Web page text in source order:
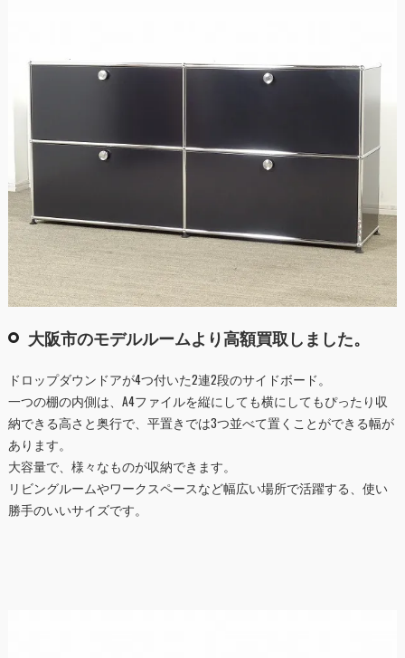
大阪市のモデルルームより高額買取しました。
ドロップダウンドアが4つ付いた2連2段のサイドボード。
一つの棚の内側は、A4ファイルを縦にしても横にしてもぴったり収
納できる高さと奥行で、平置きでは3つ並べて置くことができる幅が
あります。
大容量で、様々なものが収納できます。
リビングルームやワークスペースなど幅広い場所で活躍する、使い
勝手のいいサイズです。